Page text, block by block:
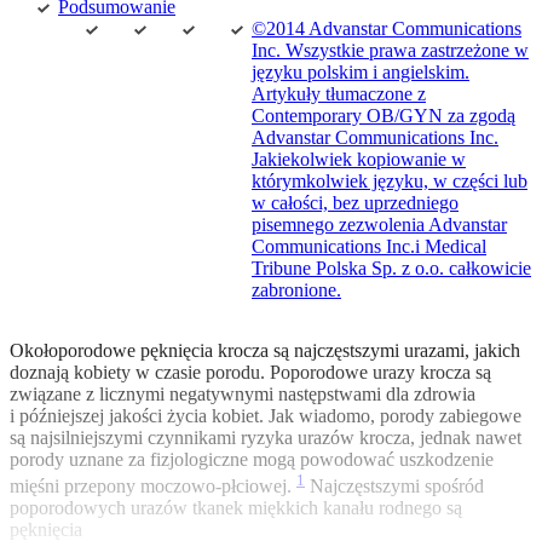
Podsumowanie
©2014 Advanstar Communications
Inc. Wszystkie prawa zastrzeżone w
języku polskim i angielskim.
Artykuły tłumaczone z
Contemporary OB/GYN za zgodą
Advanstar Communications Inc.
Jakiekolwiek kopiowanie w
którymkolwiek języku, w części lub
w całości, bez uprzedniego
pisemnego zezwolenia Advanstar
Communications Inc.i Medical
Tribune Polska Sp. z o.o. całkowicie
zabronione.
Okołoporodowe pęknięcia krocza są najczęstszymi urazami, jakich
doznają kobiety w czasie porodu. Poporodowe urazy krocza są
związane z licznymi negatywnymi następstwami dla zdrowia
i późniejszej jakości życia kobiet. Jak wiadomo, porody zabiegowe
są najsilniejszymi czynnikami ryzyka urazów krocza, jednak nawet
porody uznane za fizjologiczne mogą powodować uszkodzenie
mięśni przepony moczowo-płciowej. 1 Najczęstszymi spośród
poporodowych urazów tkanek miękkich kanału rodnego są
pęknięcia